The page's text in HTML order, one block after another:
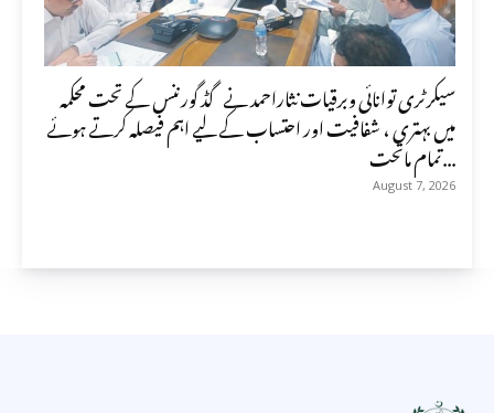
سیکرٹری توانائی وبرقیات نثاراحمد نے گڈ گورننس کے تحت محکمہ
میں بہتری ، شفافیت اور احتساب کے لیے اہم فیصلہ کرتے ہوئے
تمام ماتحت...
August 7, 2026